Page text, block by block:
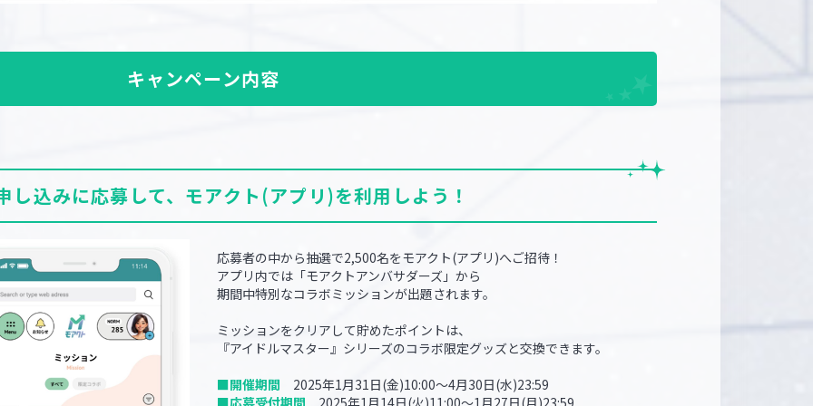
キャンペーン内容
込みに応募して、モアクト(アプリ)を利用しよう！
応募者の中から抽選で2,500名をモアクト(アプリ)へご招待！
アプリ内では「モアクトアンバサダーズ」から
期間中特別なコラボミッションが出題されます。
ミッションをクリアして貯めたポイントは、
『アイドルマスター』シリーズのコラボ限定グッズと交換できます。
■開催期間 2025年1月31日(金)10:00～4月30日(水)23:59
■応募受付期間 2025年1月14日(火)11:00〜1月27日(⽉)23:59